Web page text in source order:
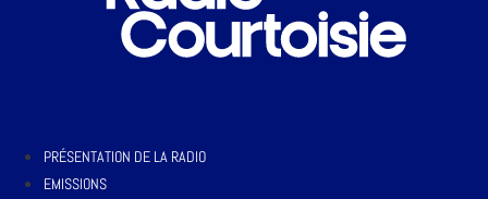
PRÉSENTATION DE LA RADIO
EMISSIONS